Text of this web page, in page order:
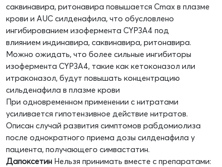
саквинавира, ритонавира повышается Cmax в плазме
крови и AUC силденафила, что обусловлено
ингибированием изофермента CYP3A4 под
влиянием индинавира, саквинавира, ритонавира.
Можно ожидать, что более сильные ингибиторы
изофермента CYP3A4, такие как кетоконазол или
итраконазол, будут повышать концентрацию
сильденафила в плазме крови
При одновременном применении с нитратами
усиливается гипотензивное действие нитратов.
Описан случай развития симптомов рабдомиолиза
после однократного приема дозы силденафила у
пациента, получающего симвастатин.
Дапоксетин Нельзя принимать вместе с препаратами: